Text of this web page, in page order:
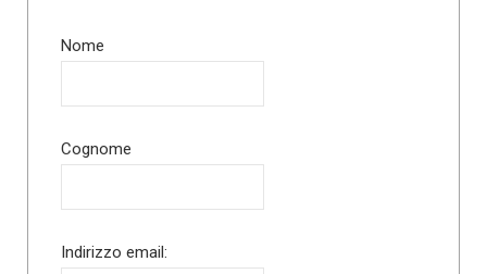
Nome
Cognome
Indirizzo email: